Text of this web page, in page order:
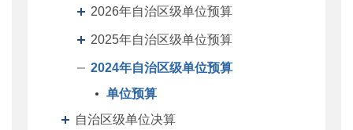
2026年自治区级单位预算
2025年自治区级单位预算
2024年自治区级单位预算
单位预算
自治区级单位决算